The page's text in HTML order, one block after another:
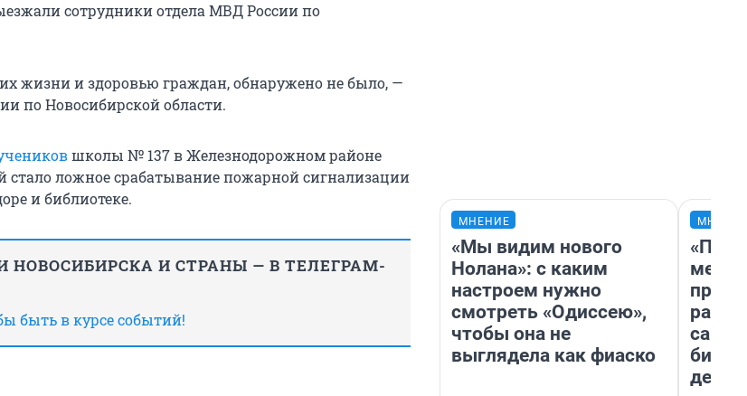
сотрудники отдела МВД России по
жизни и здоровью граждан, обнаружено не было, —
по Новосибирской области.
школы № 137 в Железнодорожном районе
стало ложное срабатывание пожарной сигнализации
и библиотеке.
НОВОСИБИРСКА И СТРАНЫ — В ТЕЛЕГРАМ-
быть в курсе событий!
МНЕНИЕ
«Мы видим нового
Нолана»: с каким
настроем нужно
смотреть «Одиссею»,
чтобы она не
выглядела как фиаско